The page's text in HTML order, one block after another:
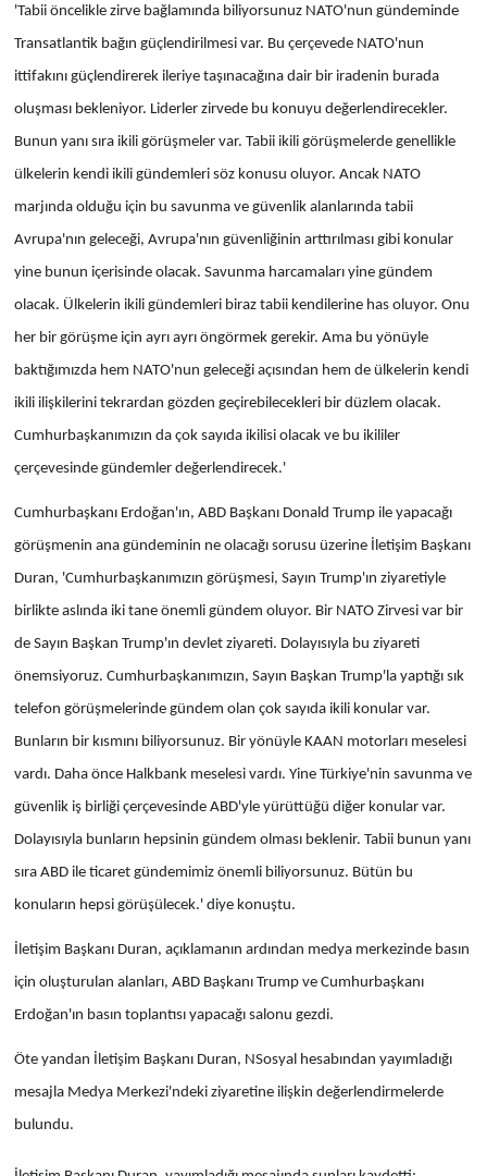
'Tabii öncelikle zirve bağlamında biliyorsunuz NATO'nun gündeminde
Transatlantik bağın güçlendirilmesi var. Bu çerçevede NATO'nun
ittifakını güçlendirerek ileriye taşınacağına dair bir iradenin burada
oluşması bekleniyor. Liderler zirvede bu konuyu değerlendirecekler.
Bunun yanı sıra ikili görüşmeler var. Tabii ikili görüşmelerde genellikle
ülkelerin kendi ikili gündemleri söz konusu oluyor. Ancak NATO
marjında olduğu için bu savunma ve güvenlik alanlarında tabii
Avrupa'nın geleceği, Avrupa'nın güvenliğinin arttırılması gibi konular
yine bunun içerisinde olacak. Savunma harcamaları yine gündem
olacak. Ülkelerin ikili gündemleri biraz tabii kendilerine has oluyor. Onu
her bir görüşme için ayrı ayrı öngörmek gerekir. Ama bu yönüyle
baktığımızda hem NATO'nun geleceği açısından hem de ülkelerin kendi
ikili ilişkilerini tekrardan gözden geçirebilecekleri bir düzlem olacak.
Cumhurbaşkanımızın da çok sayıda ikilisi olacak ve bu ikililer
çerçevesinde gündemler değerlendirecek.'
Cumhurbaşkanı Erdoğan'ın, ABD Başkanı Donald Trump ile yapacağı
görüşmenin ana gündeminin ne olacağı sorusu üzerine İletişim Başkanı
Duran, 'Cumhurbaşkanımızın görüşmesi, Sayın Trump'ın ziyaretiyle
birlikte aslında iki tane önemli gündem oluyor. Bir NATO Zirvesi var bir
de Sayın Başkan Trump'ın devlet ziyareti. Dolayısıyla bu ziyareti
önemsiyoruz. Cumhurbaşkanımızın, Sayın Başkan Trump'la yaptığı sık
telefon görüşmelerinde gündem olan çok sayıda ikili konular var.
Bunların bir kısmını biliyorsunuz. Bir yönüyle KAAN motorları meselesi
vardı. Daha önce Halkbank meselesi vardı. Yine Türkiye'nin savunma ve
güvenlik iş birliği çerçevesinde ABD'yle yürüttüğü diğer konular var.
Dolayısıyla bunların hepsinin gündem olması beklenir. Tabii bunun yanı
sıra ABD ile ticaret gündemimiz önemli biliyorsunuz. Bütün bu
konuların hepsi görüşülecek.' diye konuştu.
İletişim Başkanı Duran, açıklamanın ardından medya merkezinde basın
için oluşturulan alanları, ABD Başkanı Trump ve Cumhurbaşkanı
Erdoğan'ın basın toplantısı yapacağı salonu gezdi.
Öte yandan İletişim Başkanı Duran, NSosyal hesabından yayımladığı
mesajla Medya Merkezi'ndeki ziyaretine ilişkin değerlendirmelerde
bulundu.